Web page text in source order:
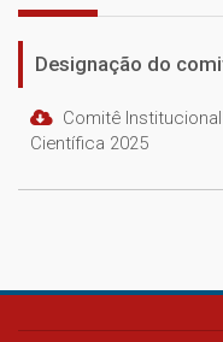
Designação do
Comitê
Científica 2025